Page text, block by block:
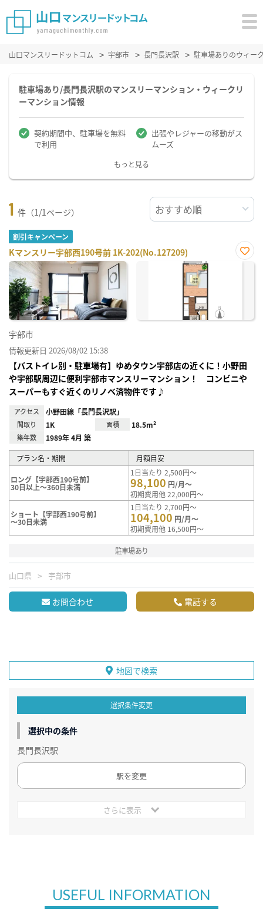
山口マンスリードットコム 宇部市 長門長沢駅 駐車場ありのウィー
駐車場あり/長門長沢駅のマンスリーマンション・ウィークリ
ーマンション情報
契約期間中、駐車場を無料
で利用
出張やレジャーの移動がス
ムーズ
もっと見る
1 件（1/1ページ）
割引キャンペーン
Kマンスリー宇部西190号前 1K-202(No.127209)
お気
宇部市
情報更新日 2026/08/02 15:38
【バストイレ別・駐車場有】ゆめタウン宇部店の近くに！小野田
や宇部駅周辺に便利宇部市マンスリーマンション！ コンビニや
スーパーもすぐ近くのリノベ済物件です♪
アクセス 小野田線「長門長沢駅」
間取り 1K 面積 18.5m²
築年数 1989年 4月 築
プラン名・期間 月額目安
ロング【宇部西190号前】
30日以上～360日未満
1日当たり 2,500円～
98,100 円/月～
初期費用他 22,000円～
ショート【宇部西190号前】
～30日未満
1日当たり 2,700円～
104,100 円/月～
初期費用他 16,500円～
駐車場あり
山口県 宇部市
お問合わせ 電話する
地図で検索
選択条件変更
選択中の条件
長門長沢駅
駅を変更
さらに表示
USEFUL INFORMATION